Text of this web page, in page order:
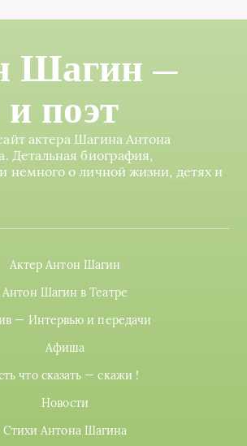
Шагин —
поэт
актера Шагина Антона
Детальная биография,
немного о личной жизни, детях и
Актер Антон Шагин
Антон Шагин в Театре
— Интервью и передачи
Афиша
что сказать — скажи !
Новости
Стихи Антона Шагина